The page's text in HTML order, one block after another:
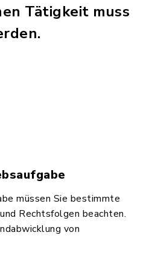
Tätigkeit muss
müssen Sie bestimmte
Rechtsfolgen beachten.
von